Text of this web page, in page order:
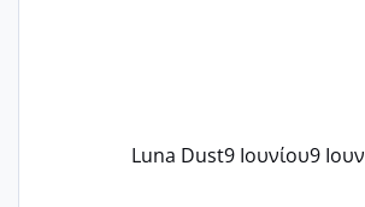
Luna Dust9 Ιουνίου9 Ιουν